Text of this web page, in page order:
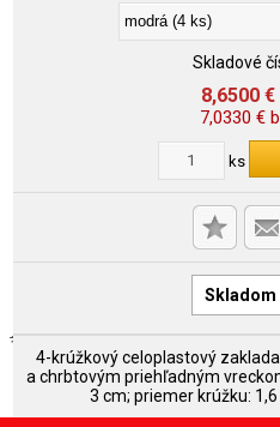
Skladové
8,6500 €
7,0330 €
ks
Skladom
4-krúžkový celoplastový
a chrbtovým priehľadným
3 cm; priemer krúžku: